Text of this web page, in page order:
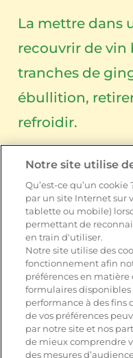
La mettre dans
recouvrir de vin
tranches de
ébullition,
refroidir.
Laisser
sur du papier
Badigeonner 2
noix de cajou
(en conserve)
Leerdammer®
des quartiers
saupoudrer de
Notre site utilise
Qu’est-ce qu’un
par un site Internet sur
tablette ou mobile)
permettant de
en train d'utiliser.
Notre site utilise des
fonctionnement afin
préférences en
formulaires disponibles
performance à des fins
de vos préférences
par notre site et nos
de mieux comprendre
des mesures